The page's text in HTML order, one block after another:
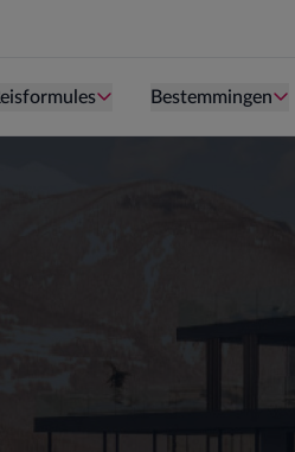
Persoon is te oud
Bestemmingen